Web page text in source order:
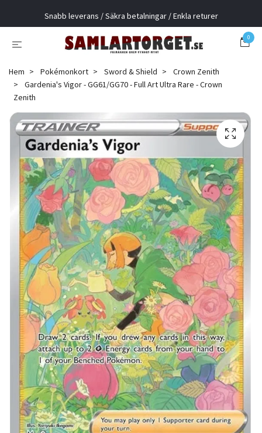
Snabb leverans / Säkra betalningar / Enkla returer
0
Hem Pokémonkort Sword & Shield
Crown Zenith
Gardenia's Vigor - GG61/GG70 - Full Art Ultra Rare - Crown
Zenith